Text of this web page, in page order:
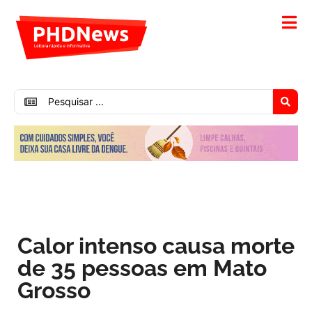
Calor intenso causa morte
de 35 pessoas em Mato
Grosso